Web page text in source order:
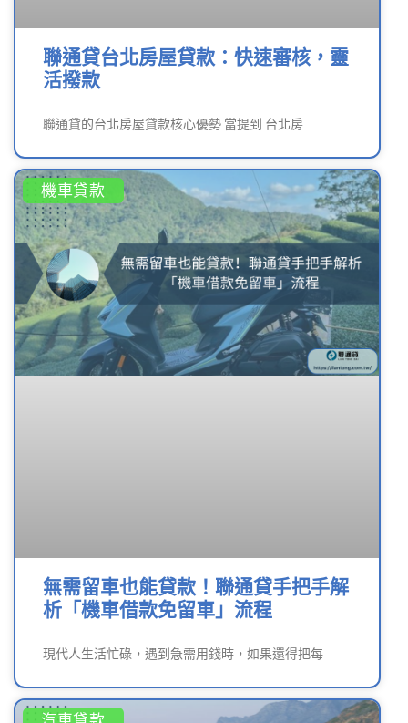
聯通貸台北房屋貸款：快速審核，靈
活撥款
聯通貸的台北房屋貸款核心優勢 當提到 台北房
機車貸款
無需留車也能貸款！聯通貸手把手解
析「機車借款免留車」流程
現代人生活忙碌，遇到急需用錢時，如果還得把每